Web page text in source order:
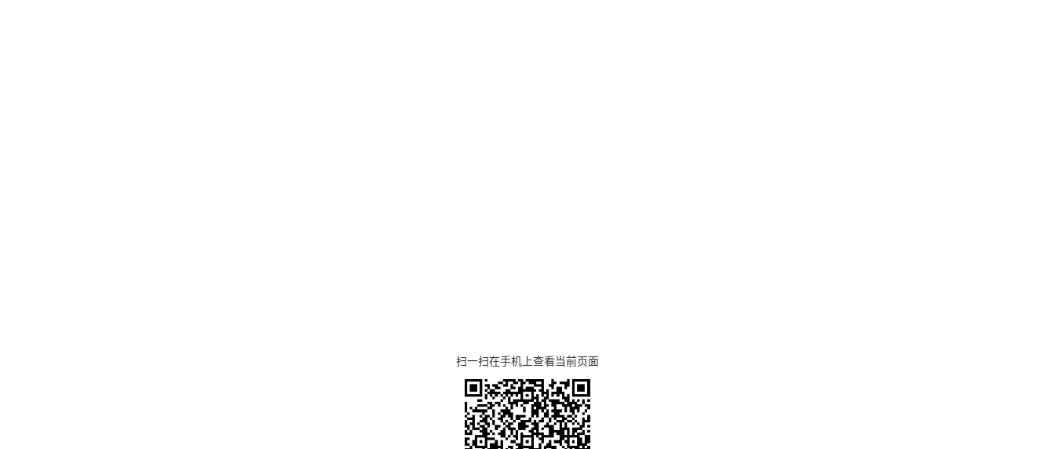
扫一扫在手机上查看当前页面